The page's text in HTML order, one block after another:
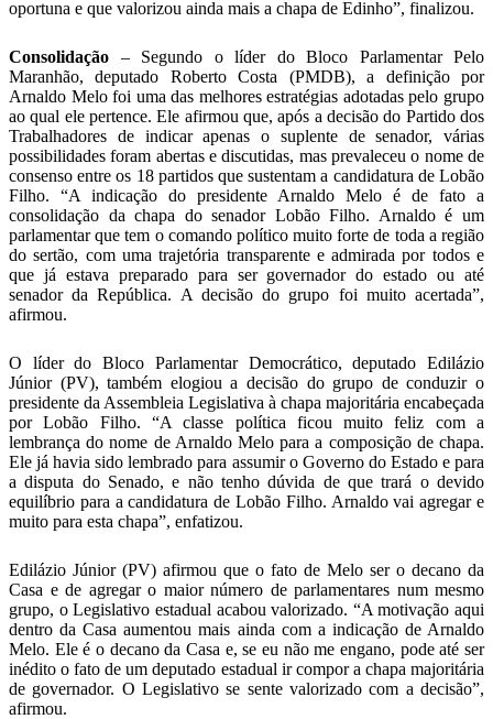
oportuna e que valorizou ainda mais a chapa de Edinho”, finalizou.
Consolidação – Segundo o líder do Bloco Parlamentar Pelo
Maranhão, deputado Roberto Costa (PMDB), a definição por
Arnaldo Melo foi uma das melhores estratégias adotadas pelo grupo
ao qual ele pertence. Ele afirmou que, após a decisão do Partido dos
Trabalhadores de indicar apenas o suplente de senador, várias
possibilidades foram abertas e discutidas, mas prevaleceu o nome de
consenso entre os 18 partidos que sustentam a candidatura de Lobão
Filho. “A indicação do presidente Arnaldo Melo é de fato a
consolidação da chapa do senador Lobão Filho. Arnaldo é um
parlamentar que tem o comando político muito forte de toda a região
do sertão, com uma trajetória transparente e admirada por todos e
que já estava preparado para ser governador do estado ou até
senador da República. A decisão do grupo foi muito acertada”,
afirmou.
O líder do Bloco Parlamentar Democrático, deputado Edilázio
Júnior (PV), também elogiou a decisão do grupo de conduzir o
presidente da Assembleia Legislativa à chapa majoritária encabeçada
por Lobão Filho. “A classe política ficou muito feliz com a
lembrança do nome de Arnaldo Melo para a composição de chapa.
Ele já havia sido lembrado para assumir o Governo do Estado e para
a disputa do Senado, e não tenho dúvida de que trará o devido
equilíbrio para a candidatura de Lobão Filho. Arnaldo vai agregar e
muito para esta chapa”, enfatizou.
Edilázio Júnior (PV) afirmou que o fato de Melo ser o decano da
Casa e de agregar o maior número de parlamentares num mesmo
grupo, o Legislativo estadual acabou valorizado. “A motivação aqui
dentro da Casa aumentou mais ainda com a indicação de Arnaldo
Melo. Ele é o decano da Casa e, se eu não me engano, pode até ser
inédito o fato de um deputado estadual ir compor a chapa majoritária
de governador. O Legislativo se sente valorizado com a decisão”,
afirmou.